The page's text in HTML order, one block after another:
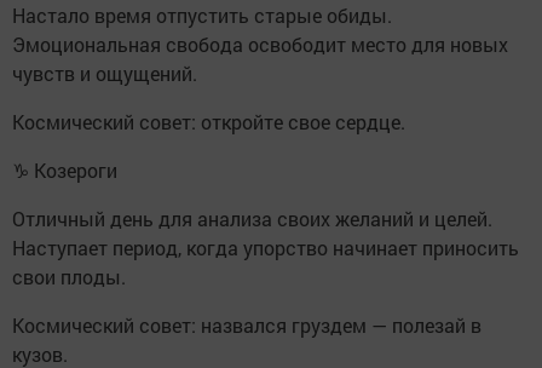
Настало время отпустить старые обиды.
Эмоциональная свобода освободит место для новых
чувств и ощущений.
Космический совет: откройте свое сердце.
♑ Козероги
Отличный день для анализа своих желаний и целей.
Наступает период, когда упорство начинает приносить
свои плоды.
Космический совет: назвался груздем — полезай в
кузов.